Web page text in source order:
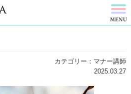
カテゴリー：マナー講師
2025.03.27